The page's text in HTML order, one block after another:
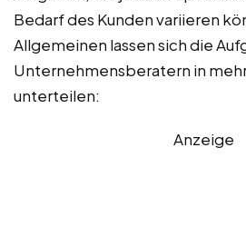
Bedarf des Kunden variieren
Allgemeinen lassen sich die
Unternehmensberatern in
unterteilen:
Anzeige